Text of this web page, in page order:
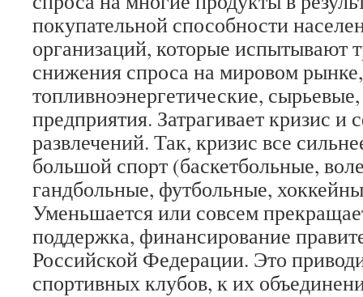
покупательной способности
организаций, которые испытывают
снижения спроса на мировом
топливно­энергетические,
предприятия. Затрагивает кризис и
развлечений. Так, кризис все
большой спорт (баскетбольные,
гандбольные, футбольные,
Уменьшается или совсем
поддержка, финансирование
Российской Федерации. Это
спортивных клубов, к их